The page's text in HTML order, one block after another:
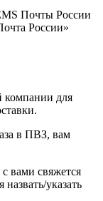
Почты России
России»
компании для
в ПВЗ, вам
вами свяжется
указать